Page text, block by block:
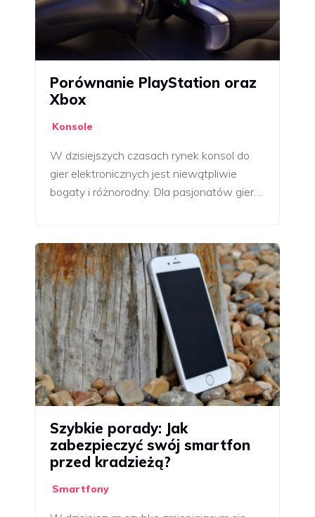
Porównanie PlayStation oraz
Xbox
Konsole
W dzisiejszych czasach rynek konsol do
gier elektronicznych jest niewątpliwie
bogaty i różnorodny. Dla pasjonatów gier…
Szybkie porady: Jak
zabezpieczyć swój smartfon
przed kradzieżą?
Smartfony